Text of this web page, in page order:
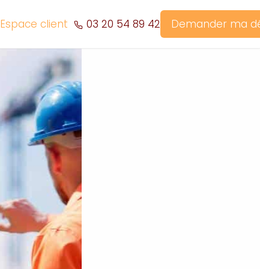
Espace client 03 20 54 89 42 Demander ma